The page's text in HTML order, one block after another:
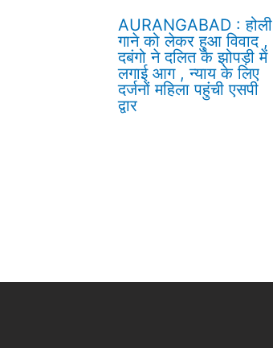
AURANGABAD : होली
गाने को लेकर हुआ विवाद ,
दबंगो ने दलित के झोपड़ी में
लगाई आग , न्याय के लिए
दर्जनों महिला पहुंची एसपी
द्वार